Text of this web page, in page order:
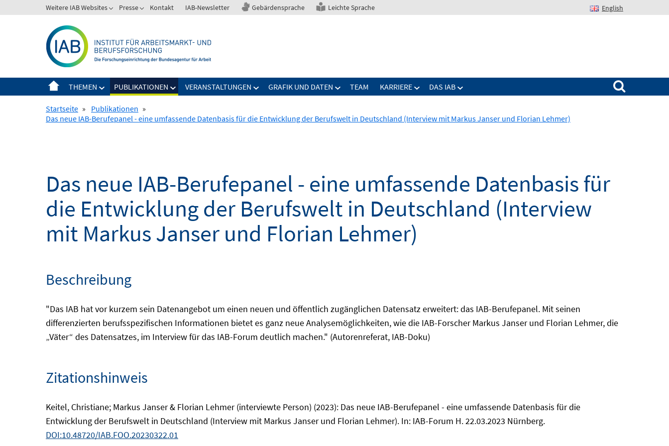
zum
Weitere IAB Websites Presse Kontakt IAB-Newsletter Gebärdensprache Leichte Sprache English
THEMEN PUBLIKATIONEN VERANSTALTUNGEN GRAFIK UND DATEN TEAM KARRIERE DAS IAB
Suchen nach:
Startseite » Publikationen »
Das neue IAB-Berufepanel - eine umfassende Datenbasis für die Entwicklung der Berufswelt in Deutschland (Interview mit Markus Janser und Florian Lehmer)
Das neue IAB-Berufepanel - eine umfassende Datenbasis für
die Entwicklung der Berufswelt in Deutschland (Interview
mit Markus Janser und Florian Lehmer)
Beschreibung
"Das IAB hat vor kurzem sein Datenangebot um einen neuen und öffentlich zugänglichen Datensatz erweitert: das IAB-Berufepanel. Mit seinen
differenzierten berufsspezifischen Informationen bietet es ganz neue Analysemöglichkeiten, wie die IAB-Forscher Markus Janser und Florian Lehmer, die
„Väter“ des Datensatzes, im Interview für das IAB-Forum deutlich machen." (Autorenreferat, IAB-Doku)
Zitationshinweis
Keitel, Christiane; Markus Janser & Florian Lehmer (interviewte Person) (2023): Das neue IAB-Berufepanel - eine umfassende Datenbasis für die
Entwicklung der Berufswelt in Deutschland (Interview mit Markus Janser und Florian Lehmer). In: IAB-Forum H. 22.03.2023 Nürnberg.
DOI:10.48720/IAB.FOO.20230322.01